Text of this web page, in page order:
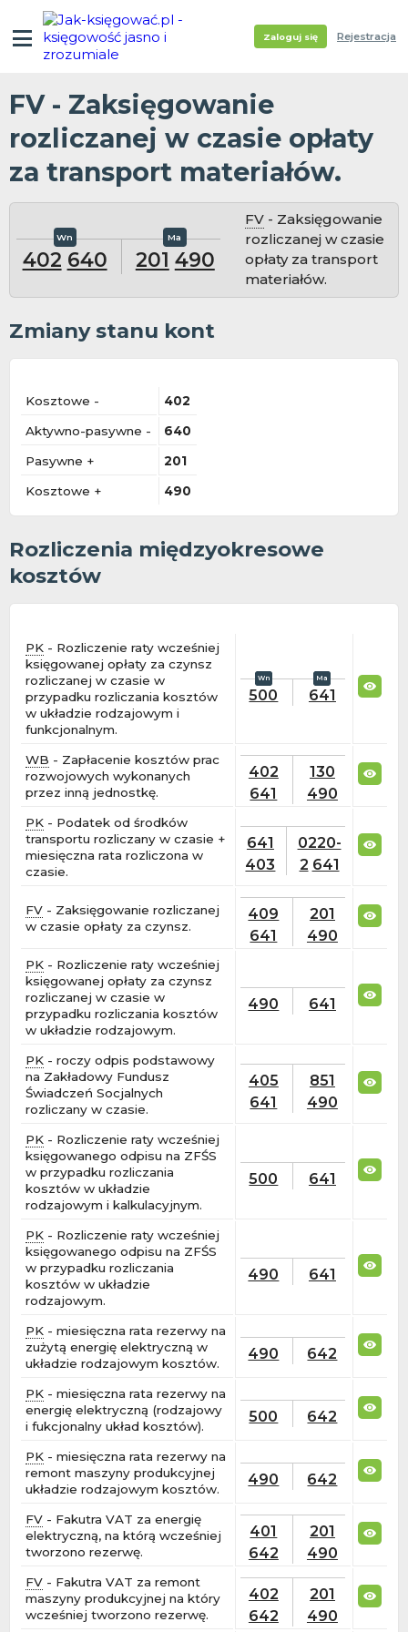
Zaloguj się Rejestracja
FV - Zaksięgowanie
rozliczanej w czasie opłaty
za transport materiałów.
402 640 201 490
FV - Zaksięgowanie
rozliczanej w czasie
opłaty za transport
materiałów.
Zmiany stanu kont
Kosztowe - 402
Aktywno-pasywne - 640
Pasywne + 201
Kosztowe + 490
Rozliczenia międzyokresowe
kosztów
PK - Rozliczenie raty wcześniej
księgowanej opłaty za czynsz
rozliczanej w czasie w
przypadku rozliczania kosztów
w układzie rodzajowym i
funkcjonalnym.
500 641
WB - Zapłacenie kosztów prac
rozwojowych wykonanych
przez inną jednostkę.
402
641
130
490
PK - Podatek od środków
transportu rozliczany w czasie +
miesięczna rata rozliczona w
czasie.
641
403
0220-
2 641
FV - Zaksięgowanie rozliczanej
w czasie opłaty za czynsz.
409
641
201
490
PK - Rozliczenie raty wcześniej
księgowanej opłaty za czynsz
rozliczanej w czasie w
przypadku rozliczania kosztów
w układzie rodzajowym.
490 641
PK - roczy odpis podstawowy
na Zakładowy Fundusz
Świadczeń Socjalnych
rozliczany w czasie.
405
641
851
490
PK - Rozliczenie raty wcześniej
księgowanego odpisu na ZFŚS
w przypadku rozliczania
kosztów w układzie
rodzajowym i kalkulacyjnym.
500 641
PK - Rozliczenie raty wcześniej
księgowanego odpisu na ZFŚS
w przypadku rozliczania
kosztów w układzie
rodzajowym.
490 641
PK - miesięczna rata rezerwy na
zużytą energię elektryczną w
układzie rodzajowym kosztów.
490 642
PK - miesięczna rata rezerwy na
energię elektryczną (rodzajowy
i fukcjonalny układ kosztów).
500 642
PK - miesięczna rata rezerwy na
remont maszyny produkcyjnej
układzie rodzajowym kosztów.
490 642
FV - Fakutra VAT za energię
elektryczną, na którą wcześniej
tworzono rezerwę.
401
642
201
490
FV - Fakutra VAT za remont
maszyny produkcyjnej na który
wcześniej tworzono rezerwę.
402
642
201
490